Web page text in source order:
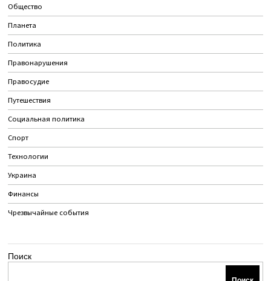
Общество
Планета
Политика
Правонарушения
Правосудие
Путешествия
Социальная политика
Спорт
Технологии
Украина
Финансы
Чрезвычайные события
Поиск